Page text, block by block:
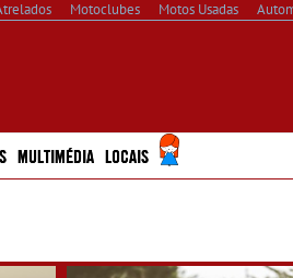
Motoclubes Motos Usadas
MULTIMÉDIA LOCAIS